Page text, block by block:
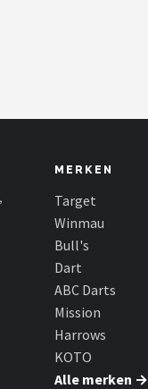
MERKEN
Target
Winmau
Bull's
Dart
ABC Darts
Mission
Harrows
KOTO
Alle merken →